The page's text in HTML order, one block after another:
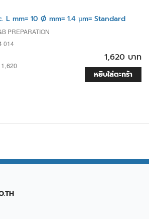
L mm= 10 Ø mm= 1.4 µm= Standard
PREPARATION
014
1,620 บาท
หยิบใส่ตะกร้า